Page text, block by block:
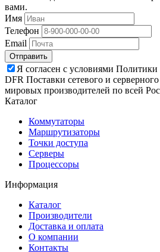
вами.
Имя
Телефон
Email
Отправить
Я согласен с условиями
DFR Поставки сетевого и
мировых производителей по всей
Каталог
Коммутаторы
Маршрутизаторы
Точки доступа
Серверы
Процессоры
Информация
Каталог
Производители
Доставка и оплата
О компании
Контакты